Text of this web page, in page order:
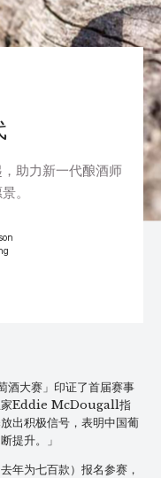
助力新一代酿酒师
。
大赛」印证了首届赛事
家Eddie McDougall指
出积极信号，表明中国葡
提升。」
年为七百款）报名参赛，